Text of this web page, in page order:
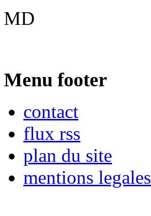
MD
Menu footer
contact
flux rss
plan du site
mentions legales